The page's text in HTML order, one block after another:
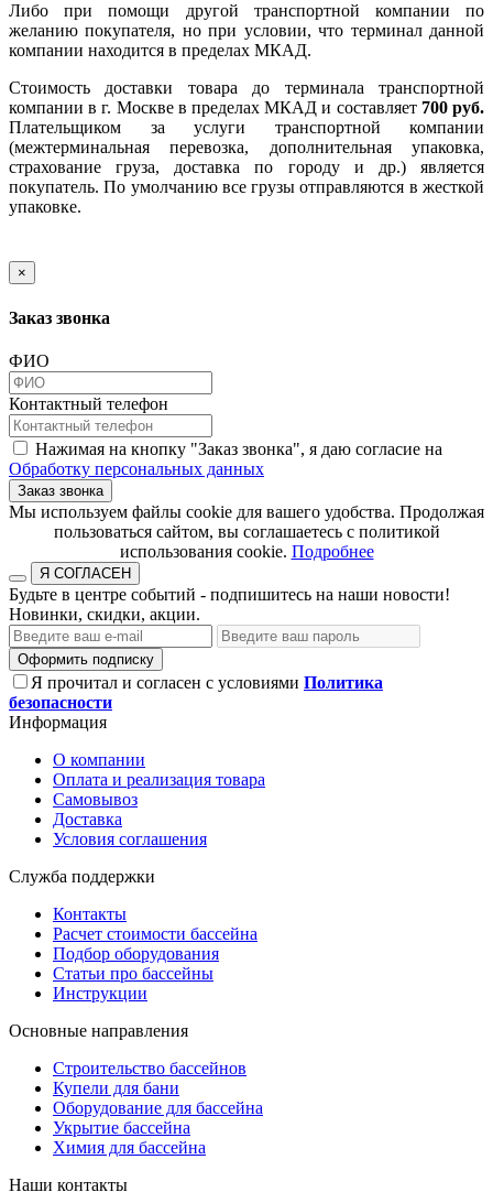
Либо при помощи другой транспортной компании по
желанию покупателя, но при условии, что терминал данной
компании находится в пределах МКАД.
Стоимость доставки товара до терминала транспортной
компании в г. Москве в пределах МКАД и составляет 700 руб.
Плательщиком за услуги транспортной компании
(межтерминальная перевозка, дополнительная упаковка,
страхование груза, доставка по городу и др.) является
покупатель. По умолчанию все грузы отправляются в жесткой
упаковке.
×
Заказ звонка
ФИО
Контактный телефон
Нажимая на кнопку "Заказ звонка", я даю согласие на
Обработку персональных данных
Заказ звонка
​​​​​​​Мы используем файлы cookie для вашего удобства. Продолжая
пользоваться сайтом, вы соглашаетесь с политикой
использования cookie.​​​​​​​ Подробнее
Я СОГЛАСЕН
Будьте в центре событий - подпишитесь на наши новости!
Новинки, скидки, акции.
Оформить подписку
Я прочитал и согласен с условиями Политика
безопасности
Информация
О компании
Оплата и реализация товара
Самовывоз
Доставка
Условия соглашения
Служба поддержки
Контакты
Расчет стоимости бассейна
Подбор оборудования
Статьи про бассейны
Инструкции
Основные направления
Строительство бассейнов
Купели для бани
Оборудование для бассейна
Укрытие бассейна
Химия для бассейна
Наши контакты